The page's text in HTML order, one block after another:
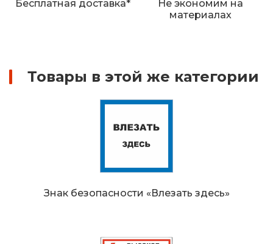
Железнодорожные путевые знаки
Бесплатная доставка*
Не экономим на
материалах
Товары в этой же категории
Знак безопасности «Влезать здесь»